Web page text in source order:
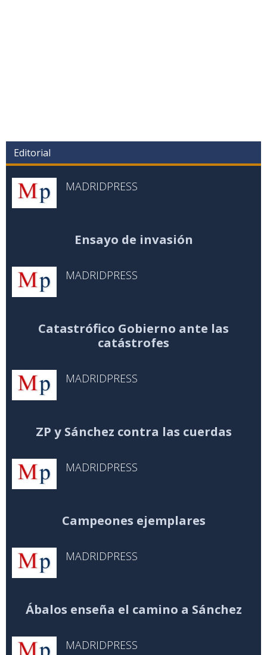
Editorial
MADRIDPRESS
Ensayo de invasión
MADRIDPRESS
Catastrófico Gobierno ante las
catástrofes
MADRIDPRESS
ZP y Sánchez contra las cuerdas
MADRIDPRESS
Campeones ejemplares
MADRIDPRESS
Ábalos enseña el camino a Sánchez
MADRIDPRESS